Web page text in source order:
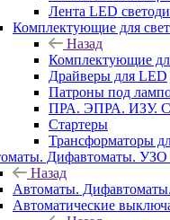
Лента LED
Комплектующие для
Назад
Комплектующие
Драйверы для LED
Патроны под
ПРА. ЭПРА. ИЗУ.
Стартеры
Трансформаторы
Дифавтоматы. УЗО
Назад
Автоматы.
Автоматические